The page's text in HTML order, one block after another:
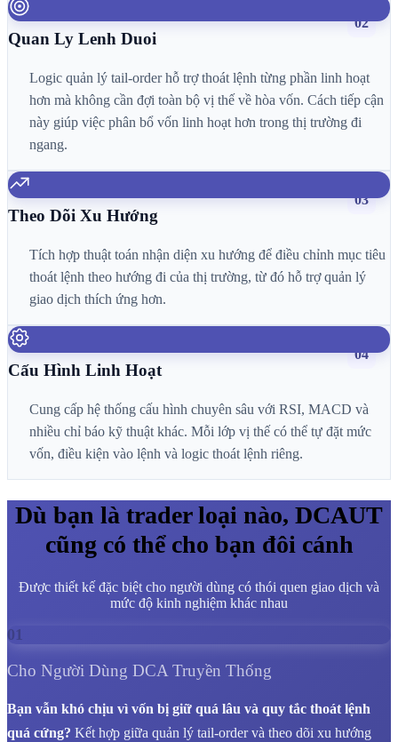
02
Quan Ly Lenh Duoi
Logic quản lý tail-order hỗ trợ thoát lệnh từng phần linh hoạt
hơn mà không cần đợi toàn bộ vị thế về hòa vốn. Cách tiếp cận
này giúp việc phân bổ vốn linh hoạt hơn trong thị trường đi
ngang.
03
Theo Dõi Xu Hướng
Tích hợp thuật toán nhận diện xu hướng để điều chỉnh mục tiêu
thoát lệnh theo hướng đi của thị trường, từ đó hỗ trợ quản lý
giao dịch thích ứng hơn.
04
Cấu Hình Linh Hoạt
Cung cấp hệ thống cấu hình chuyên sâu với RSI, MACD và
nhiều chỉ báo kỹ thuật khác. Mỗi lớp vị thế có thể tự đặt mức
vốn, điều kiện vào lệnh và logic thoát lệnh riêng.
Dù bạn là trader loại nào, DCAUT
cũng có thể cho bạn đôi cánh
Được thiết kế đặc biệt cho người dùng có thói quen giao dịch và
mức độ kinh nghiệm khác nhau
01
Cho Người Dùng DCA Truyền Thống
Bạn vẫn khó chịu vì vốn bị giữ quá lâu và quy tắc thoát lệnh
quá cứng? Kết hợp giữa quản lý tail-order và theo dõi xu hướng